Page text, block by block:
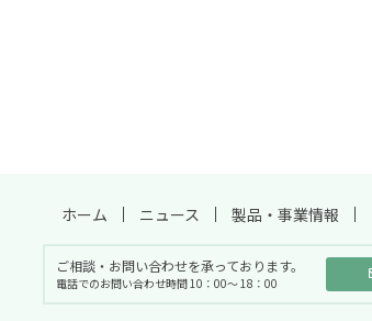
ホーム ニュース 製品・事業情報
ご相談・お問い合わせを承っております。
電話でのお問い合わせ時間 10：00〜 18：00